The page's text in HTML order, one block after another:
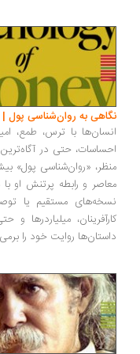
نگاهی به روان‌شناسی پول |
انسان‌ها با ترس، طمع،
احساسات، حتی در
منظر، «روان‌شناسی پول»
معاصر و رابطه پرتنش او
نسخه‌های مستقیم یا
کارآفرینان، میلیاردرها
داستان‌ها روایت خود را